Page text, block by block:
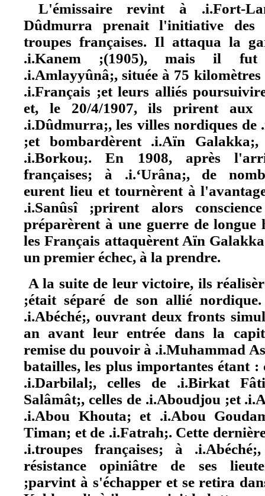
L'émissaire revint à .i.Fort-
Dûdmurra prenait l'initiative des
troupes françaises. Il attaqua la
.i.Kanem ;(1905), mais il fut
.i.Amlayyûnâ;, située à 75
.i.Français ;et leurs alliés
et, le 20/4/1907, ils prirent aux
.i.Dûdmurra;, les villes nordiques de
;et bombardèrent .i.Aïn
.i.Borkou;. En 1908, après
françaises; à .i.‘Urâna;, de
eurent lieu et tournèrent à
.i.Sanûsî ;prirent alors
préparèrent à une guerre de longue
les Français attaquèrent Aïn
un premier échec, à la prendre.
A la suite de leur victoire, ils
;était séparé de son allié
.i.Abéché;, ouvrant deux fronts
an avant leur entrée dans la
remise du pouvoir à .i.Muhammad
batailles, les plus importantes étant :
.i.Darbilal;, celles de .i.Birkat
Salâmât;, celles de .i.Aboudjou ;et
.i.Abou Khouta; et .i.Abou
Timan; et de .i.Fatrah;. Cette
.i.troupes françaises; à
résistance opiniâtre de ses
;parvint à s'échapper et se retira